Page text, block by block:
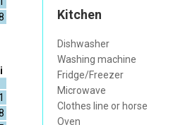
Kitchen
Dishwasher
Washing machine
Fridge/Freezer
Microwave
Clothes line or horse
Oven